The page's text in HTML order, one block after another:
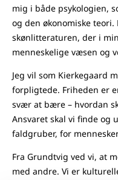
mig i både psykologien,
og den økonomiske teori.
skønlitteraturen, der i
menneskelige væsen og
Jeg vil som Kierkegaard
forpligtede. Friheden er
svær at bære – hvordan
Ansvaret skal vi finde og
faldgruber, for
Fra Grundtvig ved vi, at
med andre. Vi er